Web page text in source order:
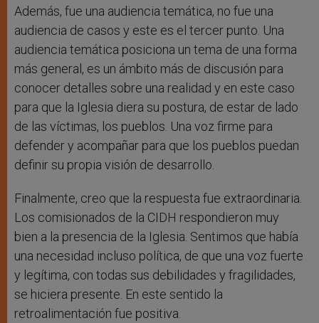
Además, fue una audiencia temática, no fue una
audiencia de casos y este es el tercer punto. Una
audiencia temática posiciona un tema de una forma
más general, es un ámbito más de discusión para
conocer detalles sobre una realidad y en este caso
para que la Iglesia diera su postura, de estar de lado
de las víctimas, los pueblos. Una voz firme para
defender y acompañar para que los pueblos puedan
definir su propia visión de desarrollo.
Finalmente, creo que la respuesta fue extraordinaria.
Los comisionados de la CIDH respondieron muy
bien a la presencia de la Iglesia. Sentimos que había
una necesidad incluso política, de que una voz fuerte
y legítima, con todas sus debilidades y fragilidades,
se hiciera presente. En este sentido la
retroalimentación fue positiva.